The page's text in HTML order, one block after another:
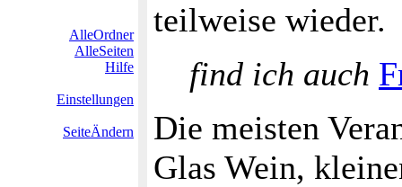
AlleOrdner
AlleSeiten
Hilfe
Einstellungen
SeiteÄndern
teilweise wieder.
find ich auch
Die meisten
Glas Wein,